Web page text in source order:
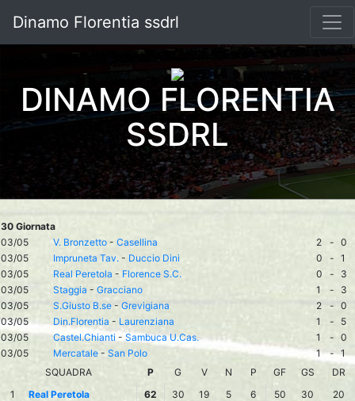
Dinamo Florentia ssdrl
DINAMO FLORENTIA
SSDRL
30 Giornata
03/05
V. Bronzetto - Casellina 2 - 0
03/05
Impruneta Tav. - Duccio Dini 0 - 1
03/05
Real Peretola - Florence S.C. 0 -
3
03/05
Staggia - Gracciano 1 -
3
03/05
S.Giusto B.se - Grevigiana 2 - 0
03/05
Din.Florentia - Laurenziana 1 -
5
03/05
Castel.Chianti - Sambuca U.Cas. 1 - 0
03/05
Mercatale - San Polo 1 - 1
SQUADRA
P G V N P GF GS
DR
1
Real Peretola 62 30 19 5 6 50 30
20